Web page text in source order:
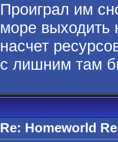
Проиграл им
море выходить
насчет
с лишним там
Re: Homeworld